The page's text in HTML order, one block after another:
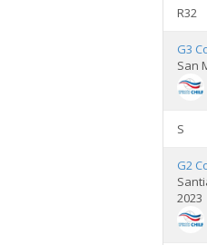
R32
G3
San
S
G2
2023